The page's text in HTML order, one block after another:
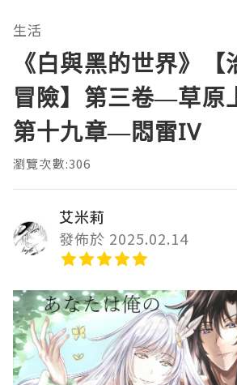
生活
《白與黑的世界》【
冒險】第三卷—草原
第十九章—悶雷IV
瀏覽次數:306
艾米莉
發佈於 2025.02.14